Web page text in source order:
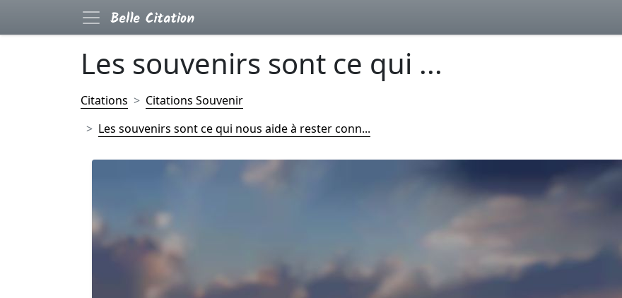
Les souvenirs sont ce qui ...
Citations
Citations Souvenir
Les souvenirs sont ce qui nous aide à rester conn...